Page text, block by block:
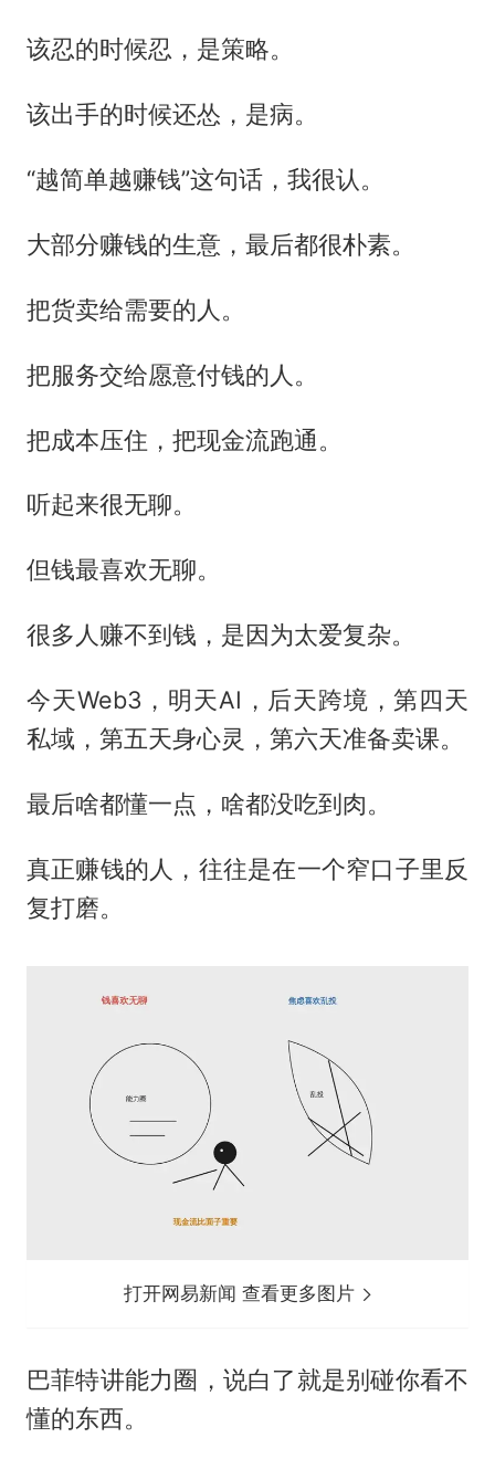
该忍的时候忍，是策略。
该出手的时候还怂，是病。
“越简单越赚钱”这句话，我很认。
大部分赚钱的生意，最后都很朴素。
把货卖给需要的人。
把服务交给愿意付钱的人。
把成本压住，把现金流跑通。
听起来很无聊。
但钱最喜欢无聊。
很多人赚不到钱，是因为太爱复杂。
今天Web3，明天AI，后天跨境，第四天
私域，第五天身心灵，第六天准备卖课。
最后啥都懂一点，啥都没吃到肉。
真正赚钱的人，往往是在一个窄口子里反
复打磨。
打开网易新闻 查看更多图片
巴菲特讲能力圈，说白了就是别碰你看不
懂的东西。